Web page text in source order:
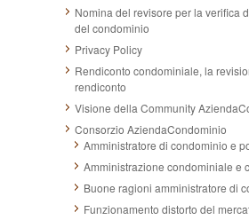
Nomina del revisore per la verifica
del condominio
Privacy Policy
Rendiconto condominiale, la
rendiconto
Visione della Community
Consorzio AziendaCondominio
Amministratore di condominio e
Amministrazione condominiale e
Buone ragioni amministratore di
Funzionamento distorto del